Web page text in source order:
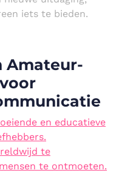
iets te bieden.
Amateur-
en educatieve
te
te ontmoeten.